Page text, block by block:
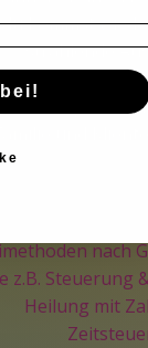
du kommst
strahlende
die Symphonie
und
2. Tag:
nach
z.B. Steuerung
Heilung mit